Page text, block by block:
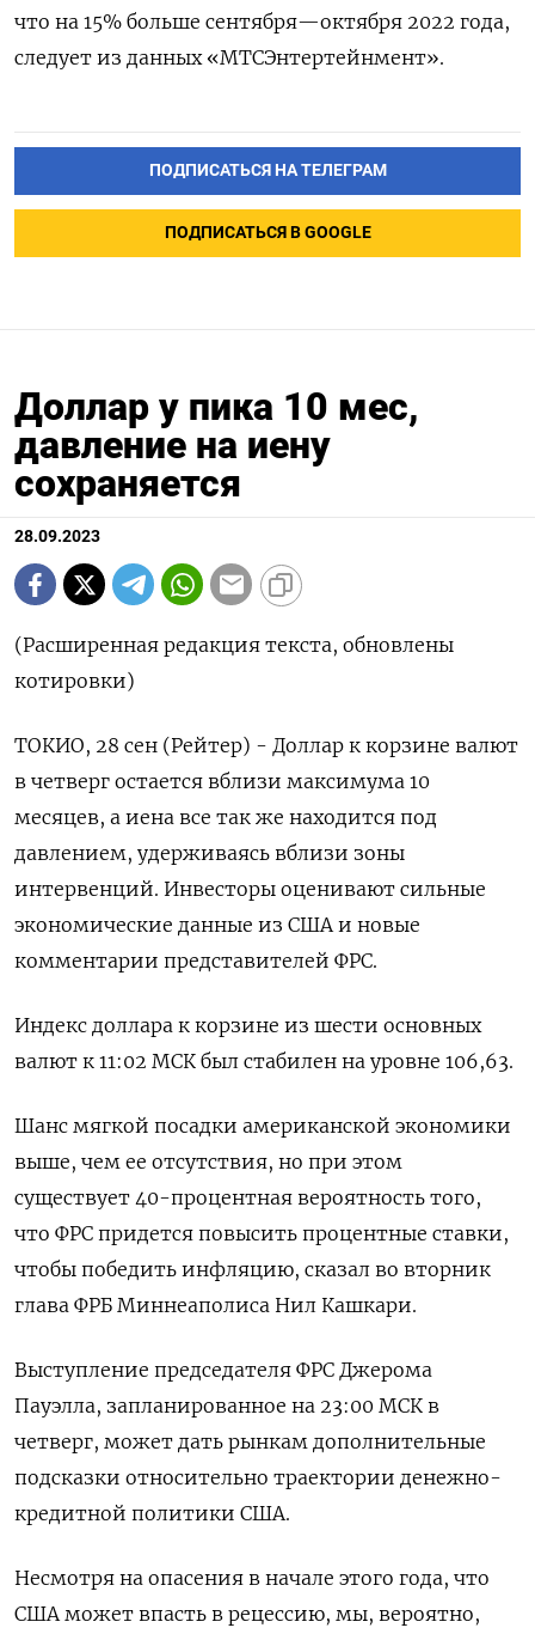
что на 15% больше сентября—октября 2022 года,
следует из данных «МТСЭнтертейнмент».
ПОДПИСАТЬСЯ НА ТЕЛЕГРАМ
ПОДПИСАТЬСЯ В GOOGLE
Доллар у пика 10 мес,
давление на иену
сохраняется
28.09.2023
(Расширенная редакция текста, обновлены
котировки)
ТОКИО, 28 сен (Рейтер) - Доллар к корзине валют
в четверг остается вблизи максимума 10
месяцев, а иена все так же находится под
давлением, удерживаясь вблизи зоны
интервенций. Инвесторы оценивают сильные
экономические данные из США и новые
комментарии представителей ФРС.
Индекс доллара к корзине из шести основных
валют к 11:02 МСК был стабилен на уровне 106,63.
Шанс мягкой посадки американской экономики
выше, чем ее отсутствия, но при этом
существует 40-процентная вероятность того,
что ФРС придется повысить процентные ставки,
чтобы победить инфляцию, сказал во вторник
глава ФРБ Миннеаполиса Нил Кашкари.
Выступление председателя ФРС Джерома
Пауэлла, запланированное на 23:00 МСК в
четверг, может дать рынкам дополнительные
подсказки относительно траектории денежно-
кредитной политики США.
Несмотря на опасения в начале этого года, что
США может впасть в рецессию, мы, вероятно,